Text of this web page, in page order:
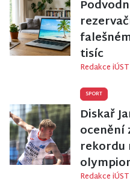
tisíc
Redakce
SPORT
Diskař
ocenění
rekordu
Redakce